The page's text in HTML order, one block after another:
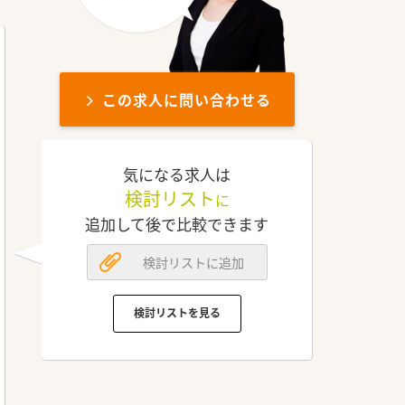
この求人に問い合わせる
気になる求人は
検討リスト に
追加して後で比較できます
検討リストに追加
検討リストを見る